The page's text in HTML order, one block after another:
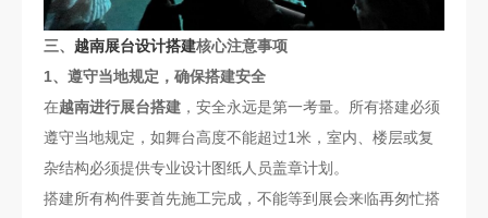
三、 越南展台设计搭建核心注意事项
1、遵守当地规定，确保搭建安全
在越南进行展台搭建 ，安全永远是第一考量。所有搭建必须
遵守当地规定，如舞台高度不能超过1米，室内、楼层或复
杂结构必须提供专业设计图纸人员盖章计划。
搭建所有构件要首先施工完成，不能等到展会来临再匆忙搭